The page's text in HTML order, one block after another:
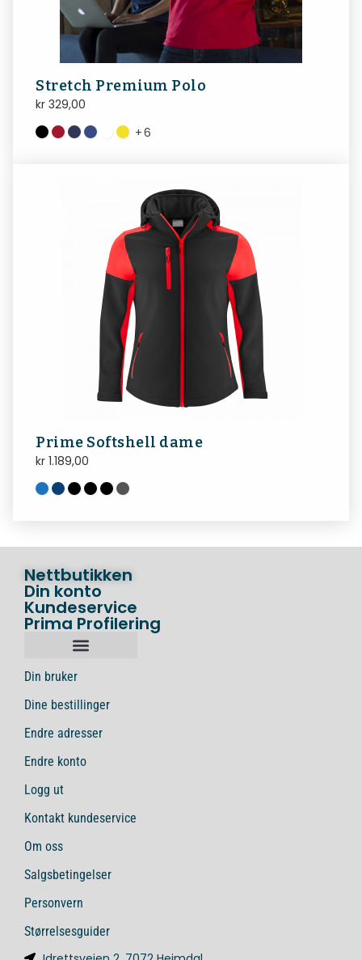
Stretch Premium Polo
kr 329,00
+6
Prime Softshell dame
kr 1.189,00
Nettbutikken
Din konto
Kundeservice
Prima Profilering
Din bruker
Dine bestillinger
Endre adresser
Endre konto
Logg ut
Kontakt kundeservice
Om oss
Salgsbetingelser
Personvern
Størrelsesguider